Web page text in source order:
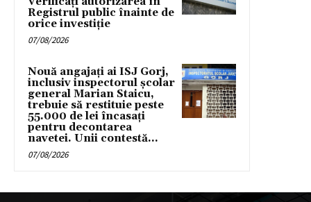
Registrul public înainte de
orice investiție
07/08/2026
Nouă angajați ai ISJ Gorj,
inclusiv inspectorul școlar
general Marian Staicu,
trebuie să restituie peste
55.000 de lei încasați
pentru decontarea
navetei. Unii contestă...
07/08/2026